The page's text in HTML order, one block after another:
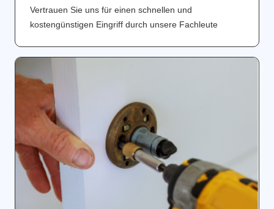
Vertrauen Sie uns für einen schnellen und
kostengünstigen Eingriff durch unsere Fachleute